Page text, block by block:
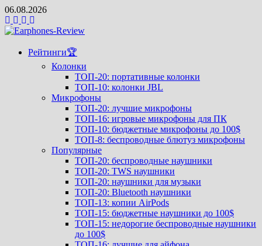
Перейти
к
содержимому
06.08.2026
Рейтинги🏆
Колонки
ТОП-20: портативные колонки
ТОП-10: колонки JBL
Микрофоны
ТОП-20: лучшие микрофоны
ТОП-16: игровые микрофоны для ПК
ТОП-10: бюджетные микрофоны до 100$
ТОП-8: беспроводные блютуз микрофоны
Популярные
ТОП-20: беспроводные наушники
ТОП-20: TWS наушники
ТОП-20: наушники для музыки
ТОП-20: Bluetooth наушники
ТОП-13: копии AirPods
ТОП-15: бюджетные наушники до 100$
ТОП-15: недорогие беспроводные наушники
до 100$